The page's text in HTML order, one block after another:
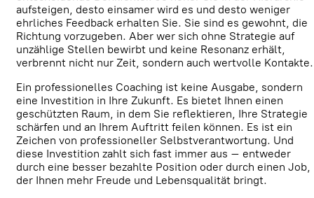
aufsteigen, desto einsamer wird es und desto weniger
ehrliches Feedback erhalten Sie. Sie sind es gewohnt, die
Richtung vorzugeben. Aber wer sich ohne Strategie auf
unzählige Stellen bewirbt und keine Resonanz erhält,
verbrennt nicht nur Zeit, sondern auch wertvolle Kontakte.
Ein professionelles Coaching ist keine Ausgabe, sondern
eine Investition in Ihre Zukunft. Es bietet Ihnen einen
geschützten Raum, in dem Sie reflektieren, Ihre Strategie
schärfen und an Ihrem Auftritt feilen können. Es ist ein
Zeichen von professioneller Selbstverantwortung. Und
diese Investition zahlt sich fast immer aus – entweder
durch eine besser bezahlte Position oder durch einen Job,
der Ihnen mehr Freude und Lebensqualität bringt.